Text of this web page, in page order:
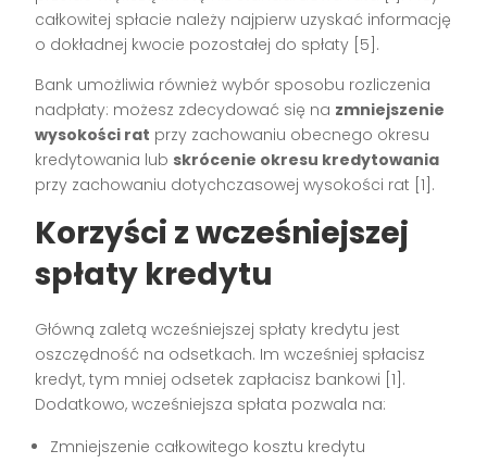
całkowitej spłacie należy najpierw uzyskać informację
o dokładnej kwocie pozostałej do spłaty [5].
Bank umożliwia również wybór sposobu rozliczenia
nadpłaty: możesz zdecydować się na zmniejszenie
wysokości rat przy zachowaniu obecnego okresu
kredytowania lub skrócenie okresu kredytowania
przy zachowaniu dotychczasowej wysokości rat [1].
Korzyści z wcześniejszej
spłaty kredytu
Główną zaletą wcześniejszej spłaty kredytu jest
oszczędność na odsetkach. Im wcześniej spłacisz
kredyt, tym mniej odsetek zapłacisz bankowi [1].
Dodatkowo, wcześniejsza spłata pozwala na:
Zmniejszenie całkowitego kosztu kredytu